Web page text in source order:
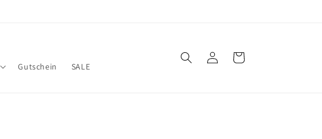
Gutschein SALE
EinloggenWarenkorb